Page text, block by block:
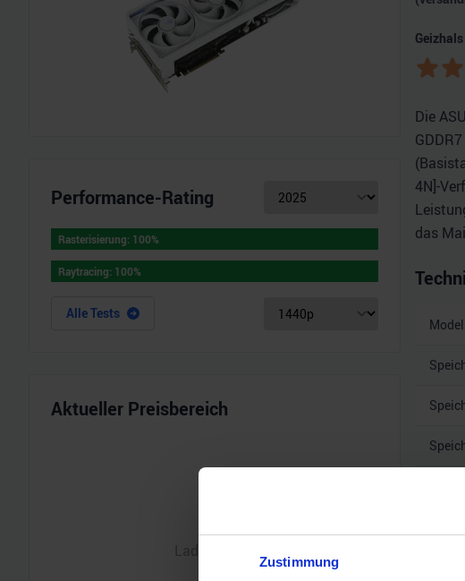
Zustimmung
Performance-Rating
Rasterisierung: 100%
Rasterisierung: 100%
Raytracing: 100%
Raytracing: 100%
Alle Tests
Aktueller Preisbereich
Lade Chart...
Die
4N]-
das
Modell